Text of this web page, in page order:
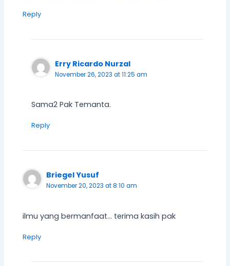
Reply
Erry Ricardo Nurzal
November 26, 2023 at 11:25 am
Sama2 Pak Temanta.
Reply
Briegel Yusuf
November 20, 2023 at 8:10 am
ilmu yang bermanfaat… terima kasih pak
Reply